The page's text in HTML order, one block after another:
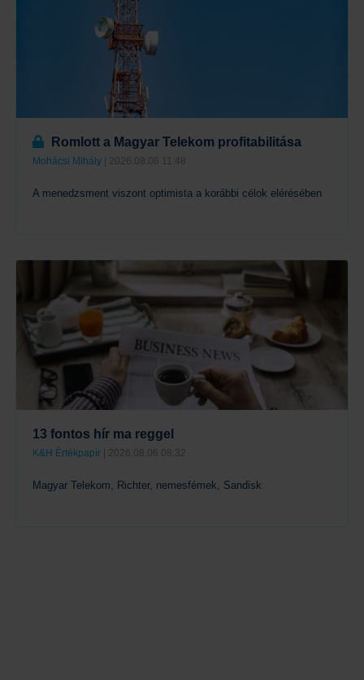
Romlott a Magyar Telekom profitabilitása
Mohácsi Mihály | 2026.08.06 11:48
A menedzsment viszont optimista a korábbi célok elérésében
13 fontos hír ma reggel
K&H Értékpapír | 2026.08.06 08:32
Magyar Telekom, Richter, nemesfémek, Sandisk